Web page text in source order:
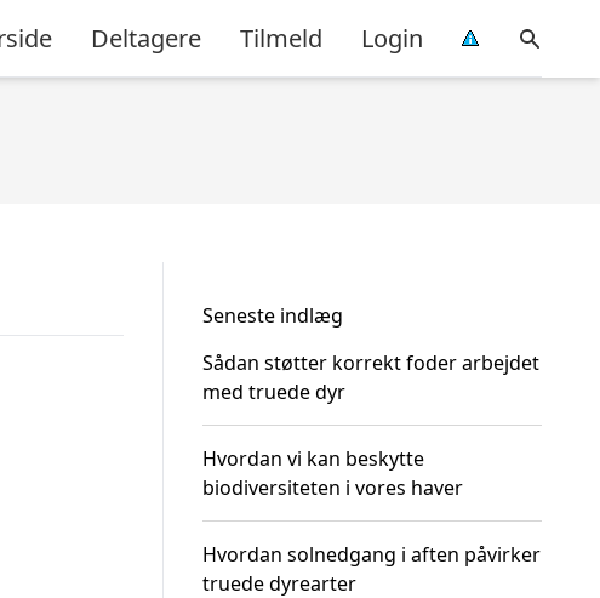
Deltagere Tilmeld Login
Seneste indlæg
Sådan støtter korrekt foder arbejdet
med truede dyr
Hvordan vi kan beskytte
biodiversiteten i vores haver
Hvordan solnedgang i aften påvirker
truede dyrearter